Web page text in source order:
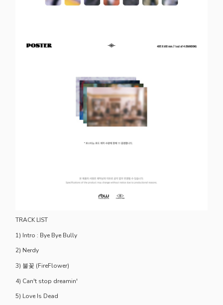
TRACK LIST
1) Intro : Bye Bye Bully
2) Nerdy
3) 불꽃 (FireFlower)
4) Can't stop dreamin'
5) Love Is Dead